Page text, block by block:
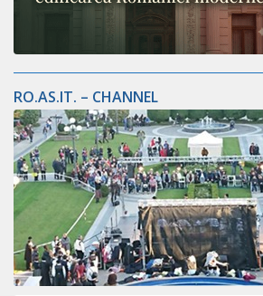
RO.AS.IT. – CHANNEL